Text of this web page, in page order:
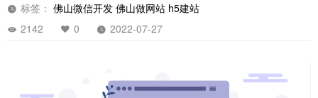
标签： 佛山微信开发 佛山做网站 h5建站
2142
0 2022-07-27